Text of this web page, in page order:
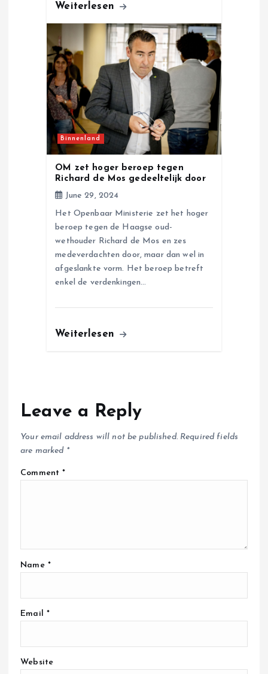
Weiterlesen
Binnenland
OM zet hoger beroep tegen
Richard de Mos gedeeltelijk door
June 29, 2024
Het Openbaar Ministerie zet het hoger
beroep tegen de Haagse oud-
wethouder Richard de Mos en zes
medeverdachten door, maar dan wel in
afgeslankte vorm. Het beroep betreft
enkel de verdenkingen…
Weiterlesen
Leave a Reply
Your email address will not be published. Required fields
are marked *
Comment*
Name *
Email *
Website